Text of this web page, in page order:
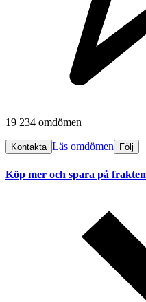
19 234 omdömen
Kontakta Läs omdömen Följ
Köp mer och spara på frakten